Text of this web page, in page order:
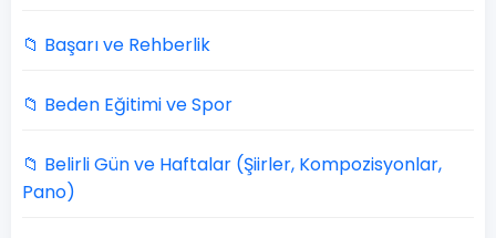
📁 Başarı ve Rehberlik
📁 Beden Eğitimi ve Spor
📁 Belirli Gün ve Haftalar (Şiirler, Kompozisyonlar,
Pano)